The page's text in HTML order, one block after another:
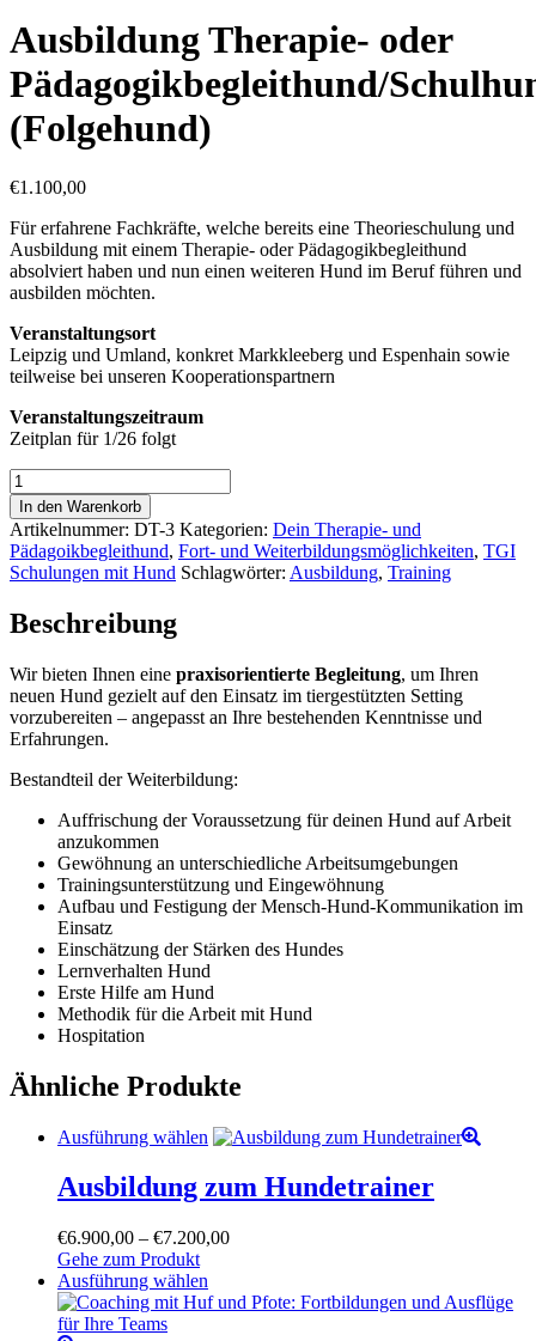
Ausbildung Therapie- oder
Pädagogikbegleithund/
(Folgehund)
€1.100,00
Für erfahrene Fachkräfte, welche bereits eine Theorieschulung und
Ausbildung mit einem Therapie- oder Pädagogikbegleithund
absolviert haben und nun einen weiteren Hund im Beruf führen und
ausbilden möchten.
Veranstaltungsort
Leipzig und Umland, konkret Markkleeberg und Espenhain sowie
teilweise bei unseren Kooperationspartnern
Veranstaltungszeitraum
Zeitplan für 1/26 folgt
Ausbildung
Therapie-
oder
Pädagogikbegleithund/Schulhund
(Folgehund)
Menge
In den Warenkorb
Artikelnummer: DT-3 Kategorien: Dein Therapie- und
Pädagoikbegleithund, Fort- und Weiterbildungsmöglichkeiten, TGI
Schulungen mit Hund Schlagwörter: Ausbildung, Training
Beschreibung
Wir bieten Ihnen eine praxisorientierte Begleitung, um Ihren
neuen Hund gezielt auf den Einsatz im tiergestützten Setting
vorzubereiten – angepasst an Ihre bestehenden Kenntnisse und
Erfahrungen.
Bestandteil der Weiterbildung:
Auffrischung der Voraussetzung für deinen Hund auf Arbeit
anzukommen
Gewöhnung an unterschiedliche Arbeitsumgebungen
Trainingsunterstützung und Eingewöhnung
Aufbau und Festigung der Mensch-Hund-Kommunikation im
Einsatz
Einschätzung der Stärken des Hundes
Lernverhalten Hund
Erste Hilfe am Hund
Methodik für die Arbeit mit Hund
Hospitation
Ähnliche Produkte
Ausführung wählen Dieses
weist
mehrere
auf.
können
Ausbildung zum Hundetrainer
€6.900,00 – €7.200,00Preisspanne:
€7.200,00
Gehe zum Produkt
Ausführung wählen
Produkt